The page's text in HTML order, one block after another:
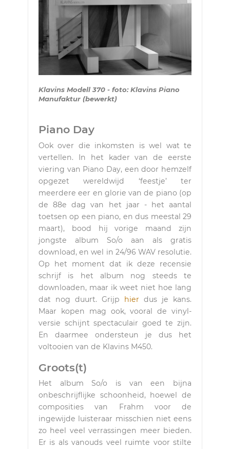
Klavins Modell 370 - foto: Klavins Piano
Manufaktur (bewerkt)
Piano Day
Ook over die inkomsten is wel wat te
vertellen. In het kader van de eerste
viering van Piano Day, een door hemzelf
opgezet wereldwijd ‘feestje’ ter
meerdere eer en glorie van de piano (op
de 88e dag van het jaar - het aantal
toetsen op een piano, en dus meestal 29
maart), bood hij vorige maand zijn
jongste album So/o aan als gratis
download, en wel in 24/96 WAV resolutie.
Op het moment dat ik deze recensie
schrijf is het album nog steeds te
downloaden, maar ik weet niet hoe lang
dat nog duurt. Grijp hier dus je kans.
Maar kopen mag ook, vooral de vinyl-
versie schijnt spectaculair goed te zijn.
En daarmee ondersteun je dus het
voltooien van de Klavins M450.
Groots(t)
Het album So/o is van een bijna
onbeschrijflijke schoonheid, hoewel de
composities van Frahm voor de
ingewijde luisteraar misschien niet eens
zo heel veel verrassingen meer bieden.
Er is als vanouds veel ruimte voor stilte